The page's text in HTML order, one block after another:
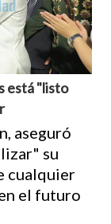
está "listo
aseguró
su
cualquier
el futuro